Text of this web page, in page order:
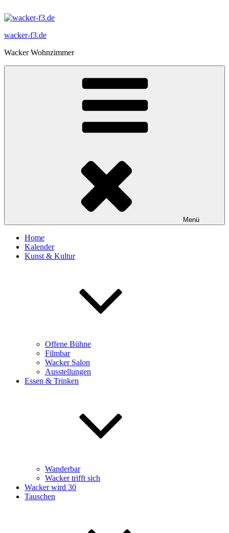
Inhalt
wacker-f3.de
Wacker Wohnzimmer
Menü
Home
Kalender
Kunst & Kultur
Offene Bühne
Filmbar
Wacker Salon
Ausstellungen
Essen & Trinken
Wanderbar
Wacker trifft sich
Wacker wird 30
Tauschen